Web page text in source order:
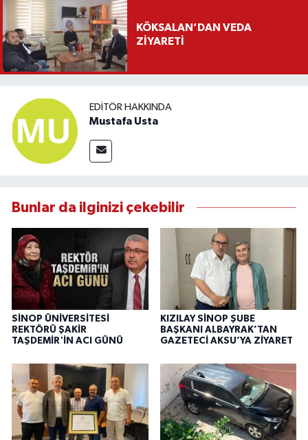
KÖKSALAN’DAN VEDA
ZİYARETİ
EDITÖR HAKKINDA
Mustafa Usta
Bunlar da ilginizi çekebilir
SİNOP ÜNİVERSİTESİ
REKTÖRÜ ŞAKİR
TAŞDEMİR'İN ACI GÜNÜ
KIZILAY SİNOP ŞUBE
BAŞKANI ALBAYRAK’TAN
GAZETECİ AKSU’YA ZİYARET